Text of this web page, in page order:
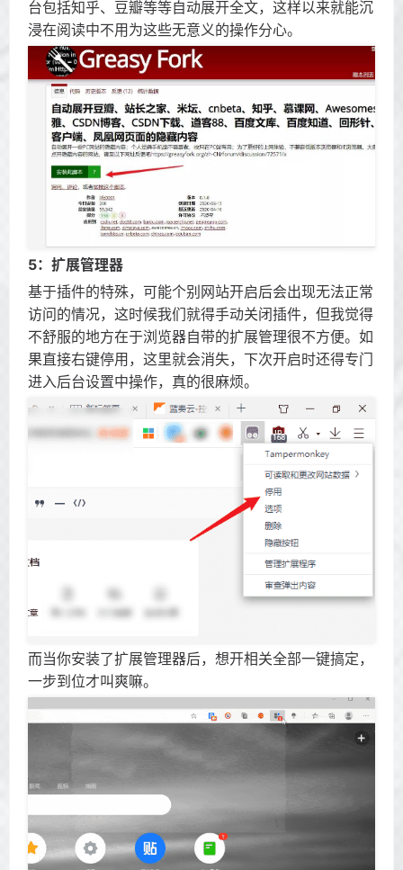
台包括知乎、豆瓣等等自动展开全文，这样以来就能沉
浸在阅读中不用为这些无意义的操作分心。
5：扩展管理器
基于插件的特殊，可能个别网站开启后会出现无法正常
访问的情况，这时候我们就得手动关闭插件，但我觉得
不舒服的地方在于浏览器自带的扩展管理很不方便。如
果直接右键停用，这里就会消失，下次开启时还得专门
进入后台设置中操作，真的很麻烦。
而当你安装了扩展管理器后，想开相关全部一键搞定，
一步到位才叫爽嘛。